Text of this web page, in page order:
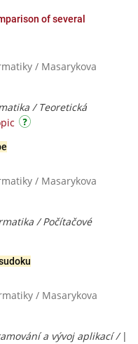
of several
/ Masarykova
/ Teoretická
/ Masarykova
/ Počítačové
/ Masarykova
a vývoj aplikací / |